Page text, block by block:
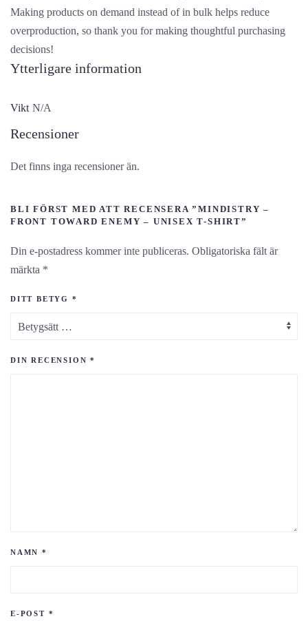
Making products on demand instead of in bulk helps reduce
overproduction, so thank you for making thoughtful purchasing
decisions!
Ytterligare information
Vikt N/A
Recensioner
Det finns inga recensioner än.
BLI FÖRST MED ATT RECENSERA ”MINDISTRY –
FRONT TOWARD ENEMY – UNISEX T-SHIRT”
Din e-postadress kommer inte publiceras. Obligatoriska fält är
märkta *
DITT BETYG *
DIN RECENSION*
NAMN *
E-POST *